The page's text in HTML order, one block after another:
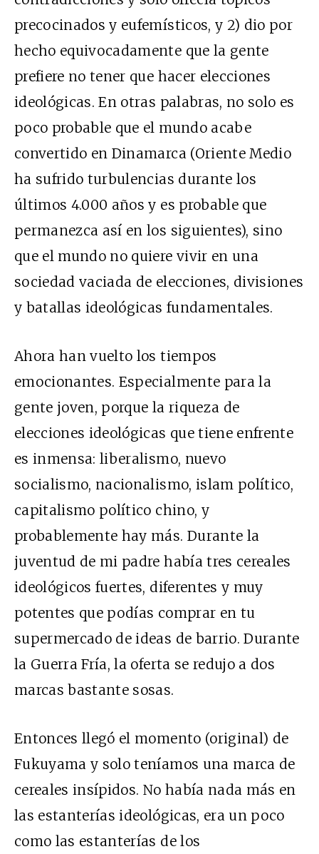
precocinados y eufemísticos, y 2) dio por
hecho equivocadamente que la gente
prefiere no tener que hacer elecciones
ideológicas. En otras palabras, no solo es
poco probable que el mundo acabe
convertido en Dinamarca (Oriente Medio
ha sufrido turbulencias durante los
últimos 4.000 años y es probable que
permanezca así en los siguientes), sino
que el mundo no quiere vivir en una
sociedad vaciada de elecciones, divisiones
y batallas ideológicas fundamentales.
Ahora han vuelto los tiempos
emocionantes. Especialmente para la
gente joven, porque la riqueza de
elecciones ideológicas que tiene enfrente
es inmensa: liberalismo, nuevo
socialismo, nacionalismo, islam político,
capitalismo político chino, y
probablemente hay más. Durante la
juventud de mi padre había tres cereales
ideológicos fuertes, diferentes y muy
potentes que podías comprar en tu
supermercado de ideas de barrio. Durante
la Guerra Fría, la oferta se redujo a dos
marcas bastante sosas.
Entonces llegó el momento (original) de
Fukuyama y solo teníamos una marca de
cereales insípidos. No había nada más en
las estanterías ideológicas, era un poco
como las estanterías de los